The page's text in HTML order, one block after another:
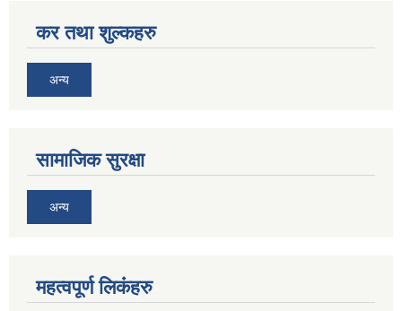
कर तथा शुल्कहरु
अन्य
सामाजिक सुरक्षा
अन्य
महत्वपूर्ण लि‌कंंहरु